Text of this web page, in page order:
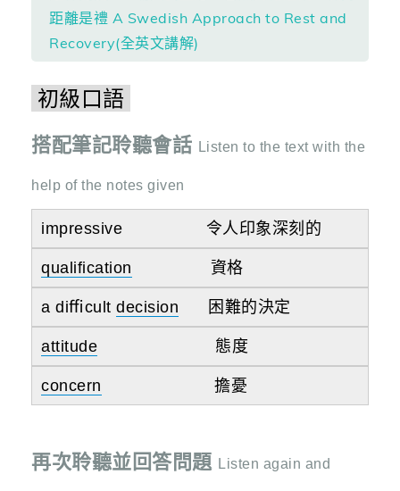
距離是禮 A Swedish Approach to Rest and
Recovery(全英文講解)
初級口語
搭配筆記聆聽會話 Listen to the text with the
help of the notes given
impressive 令人印象深刻的
qualification 資格
a diﬃcult decision 困難的決定
attitude 態度
concern 擔憂
再次聆聽並回答問題 Listen again and